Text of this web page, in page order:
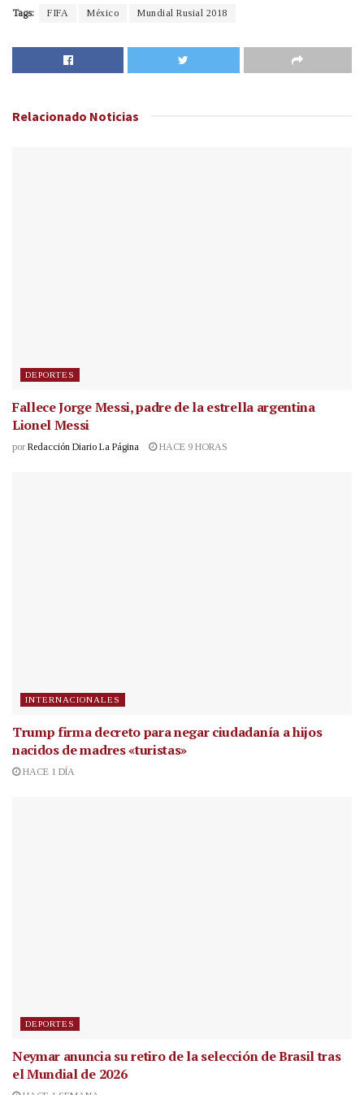
Tags: FIFA México Mundial Rusial 2018
Relacionado Noticias
DEPORTES
Fallece Jorge Messi, padre de la estrella argentina
Lionel Messi
por Redacción Diario La Página HACE 9 HORAS
INTERNACIONALES
Trump firma decreto para negar ciudadanía a hijos
nacidos de madres «turistas»
HACE 1 DÍA
DEPORTES
Neymar anuncia su retiro de la selección de Brasil tras
el Mundial de 2026